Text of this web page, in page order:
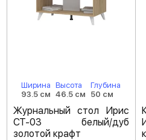
Ширина
93.5 см
Высота
46.5 см
Глубина
50 см
Журнальный стол Ирис
СТ-03 белый/дуб
золотой крафт